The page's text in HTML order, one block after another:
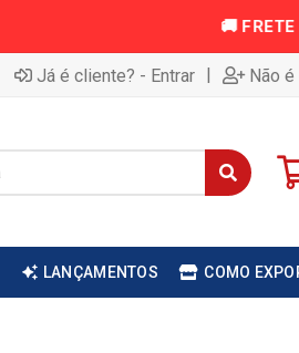
Já é cliente? - Entrar | Não
LANÇAMENTOS COMO